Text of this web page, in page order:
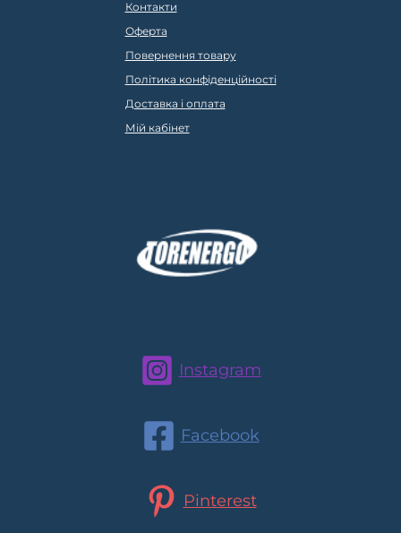
Контакти
Оферта
Повернення товару
Політика конфіденційності
Доставка і оплата
Мій кабінет
Instagram
Facebook
Pinterest